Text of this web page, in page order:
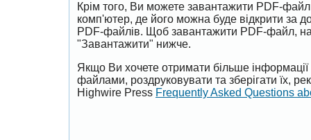
Крім того, Ви можете завантажити PDF-
комп'ютер, де його можна буде відкрити за
PDF-файлів. Щоб завантажити PDF-файл,
"Завантажити" нижче.
Якщо Ви хочете отримати більше
файлами, роздруковувати та зберігати їх,
Highwire Press Frequently Asked Questions